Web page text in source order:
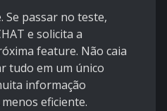
Se passar no teste,
e solicita a
feature. Não caia
tudo em um único
informação
eficiente.